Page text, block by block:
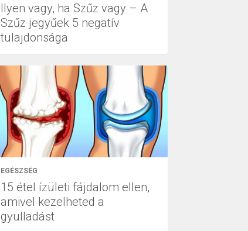
Ilyen vagy, ha Szűz vagy – A
Szűz jegyűek 5 negatív
tulajdonsága
EGÉSZSÉG
15 étel ízületi fájdalom ellen,
amivel kezelheted a
gyulladást